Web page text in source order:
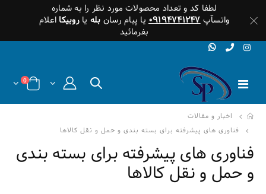
لطفا کد و تعداد محصولات مورد نظر را به شماره
واتسآپ۰۹۱۹۴۷۴۱۲۴۷ یا پیام رسان بله یاروبیکا اعلام
بفرمائید
0
اخبار و مقالات
فناوری های پیشرفته برای بسته بندی و حمل و نقل کالاها
فناوری های پیشرفته برای بسته بندی
و حمل و نقل کالاها